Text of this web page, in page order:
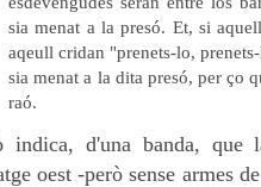
sia menat a la presó. Et, si
aqeull cridan "prenets-lo,
sia menat a la dita presó, per ço
raó.
indica, d'una banda, que
oest -però sense armes